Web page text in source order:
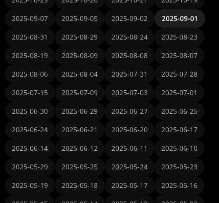
2025-09-07
2025-09-05 2025-09-02
2025-09-01
2025-08-31
2025-08-29 2025-08-24
2025-08-23
2025-08-19
2025-08-09 2025-08-08
2025-08-07
2025-08-06
2025-08-04 2025-07-31
2025-07-28
2025-07-15
2025-07-09 2025-07-03
2025-07-01
2025-06-30
2025-06-29 2025-06-27
2025-06-25
2025-06-24
2025-06-21 2025-06-20
2025-06-17
2025-06-14
2025-06-12 2025-06-11
2025-06-10
2025-05-29
2025-05-25 2025-05-24
2025-05-23
2025-05-19
2025-05-18 2025-05-17
2025-05-16